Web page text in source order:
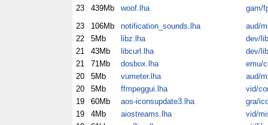
23
439Mb woof.lha
gam/
23
106Mb notification_sounds.lha
aud/
22
5Mb libz.lha
dev/
21
43Mb libcurl.lha
dev/
21
71Mb dosbox.lha
emu/
20
5Mb vumeter.lha
aud/
20
5Mb ffmpeggui.lha
vid/
19
60Mb aos-iconsupdate3.lha
gra/
19
4Mb aiostreams.lha
vid/